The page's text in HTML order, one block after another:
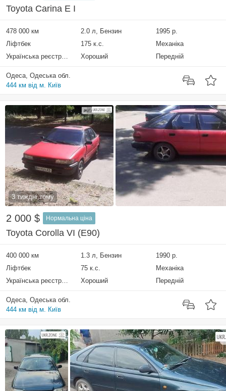
Toyota Carina E I
478 000 км 2.0 л, Бензин
1995 р.
Ліфтбек
175 к.с.
Механіка
Українська реєстрація
Хороший Передній
Одеса, Одеська обл.
444 км від м. Київ
3 тиждні тому
2 000 $ Нормальна ціна
Toyota Corolla VI (E90)
400 000 км 1.3 л, Бензин
1990 р.
Ліфтбек
75 к.с.
Механіка
Українська реєстрація
Хороший Передній
Одеса, Одеська обл.
444 км від м. Київ